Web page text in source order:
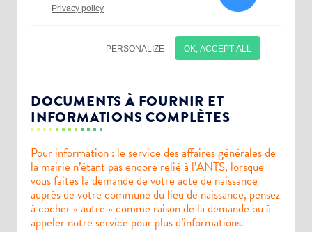
DOCUMENTS À FOURNIR ET
INFORMATIONS COMPLÈTES
Pour information : le service des affaires générales de
la mairie n’étant pas encore relié à l’ANTS, lorsque
vous faites la demande de votre acte de naissance
auprès de votre commune du lieu de naissance, pensez
à cocher « autre » comme raison de la demande ou à
appeler notre service pour plus d’informations.
Choisissez votre abonnement :
Newsletter Culture
Newsletter Sport et Vie associative